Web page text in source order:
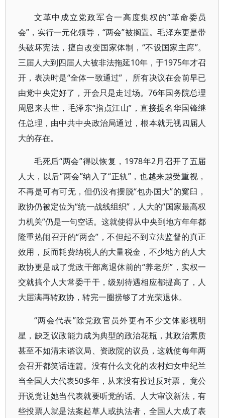
文革中成立党政军合一高度集权的“革命委员
会”，实行一元化领导，“两会”被搁置。毛泽东更是带
头破坏宪法，擅自改变国家体制，“不设国家主席”。
三届人大到四届人大被非法拖延10年，于1975年才召
开，表决时是“全体一致通过”， 所有决议在会前早已
由党中央定好了，开会只是走过场。76年国务院总理
周恩来去世，毛泽东“指点江山”，直接提名华国锋继
任总理，由中共中央政治局通过，根本就无视四届人
大的存在。
毛死后“两会”得以恢复，1978年2月召开了五届
人大，以后“两会”纳入了“正轨”，也越来越受重视，
不再是可有可无，但仍没有摆脱“包办国大”的窠臼，
政协仍被定位为“统一战线组织”，人大的“国家最高权
力机关”仍是一句空话。这就使得从中央到地方年年都
隆重热闹召开的“两会”，不但起不到立法监督的真正
效用，反而耗费纳税人的大量税金，不少地方的人大
政协更是成了党政干部离退休前的“养老所”，实权一
交就搞个人大常委干干，级别待遇相应都提高了，人
大届满再转政协，转完一圈捞够了才光荣退休。
“两会代表”除党政官员外更有不少文体影视明
星，缺乏议政能力成为典型的政治花瓶，其政治素质
甚至不如清末谘议局、资政院的议员，这就使每年两
会召开都笑话连篇。没有什么文化的农村妇女申纪兰
当全国人大代表50多年，从来没有投过反对票， 竟公
开说党让她当代表就要听党的话。人大审议新法，有
些投票人就是法案起草人或执法者，全国人大成了表